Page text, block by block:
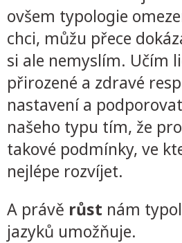
ovšem typologie
chci, můžu přece
si ale nemyslím. Učím
přirozené a zdravé
nastavení a
našeho typu tím, že
takové podmínky, ve
nejlépe rozvíjet.
A právě růst nám
jazyků umožňuje.